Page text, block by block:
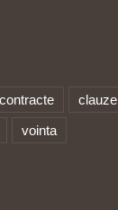
clauze
vointa